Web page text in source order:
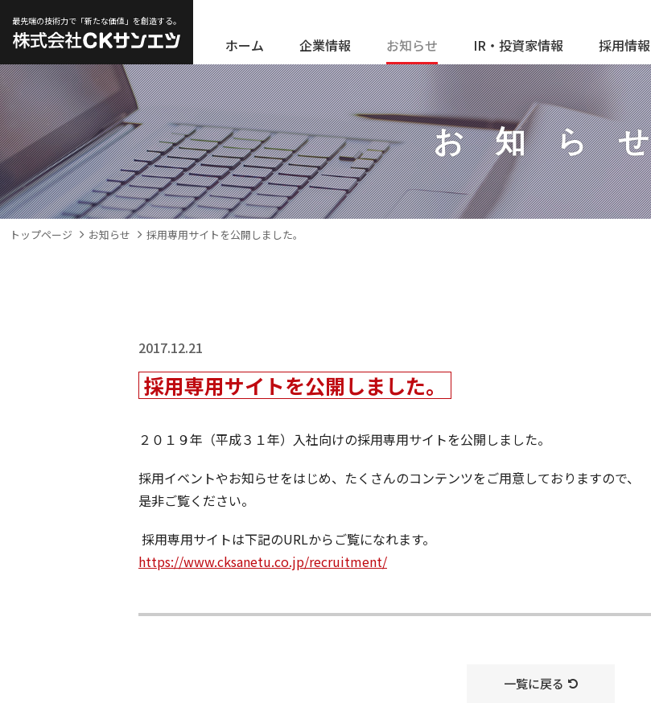
最先端の技術力で「新たな価値」を創造する。
ホーム 企業情報 お知らせ IR・投資家情報 採用情報
お知らせ
トップページ お知らせ 採用専用サイトを公開しました。
2017.12.21
採用専用サイトを公開しました。
２０１９年（平成３１年）入社向けの採用専用サイトを公開しました。
採用イベントやお知らせをはじめ、たくさんのコンテンツをご用意しておりますので、
是非ご覧ください。
採用専用サイトは下記のURLからご覧になれます。
https://www.cksanetu.co.jp/recruitment/
一覧に戻る